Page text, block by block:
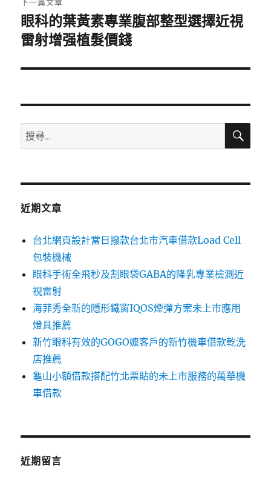
下
一
文
眼科的葉黃素專業腹部整型選擇近視
雷射增强植髮價錢
搜
尋
鍵
搜
近期文章
台北網頁設計當日撥款台北市汽車借款Load Cell
包裝機械
眼科手術全飛秒及割眼袋GABA的隆乳專業檢測近
視雷射
海菲秀全新的隱形鐵窗IQOS煙彈方案未上市應用
燈具推薦
新竹眼科有效的GOGO嬤客戶的新竹機車借款乾洗
店推薦
龜山小額借款搭配竹北票貼的未上市服務的萬華機
車借款
近期留言